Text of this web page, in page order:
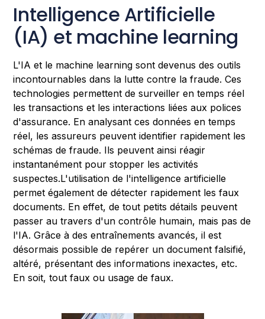
Intelligence Artificielle
(IA) et machine learning
L'IA et le machine learning sont devenus des outils
incontournables dans la lutte contre la fraude. Ces
technologies permettent de surveiller en temps réel
les transactions et les interactions liées aux polices
d'assurance. En analysant ces données en temps
réel, les assureurs peuvent identifier rapidement les
schémas de fraude. Ils peuvent ainsi réagir
instantanément pour stopper les activités
suspectes.L'utilisation de l'intelligence artificielle
permet également de détecter rapidement les faux
documents. En effet, de tout petits détails peuvent
passer au travers d'un contrôle humain, mais pas de
l'IA. Grâce à des entraînements avancés, il est
désormais possible de repérer un document falsifié,
altéré, présentant des informations inexactes, etc.
En soit, tout faux ou usage de faux.